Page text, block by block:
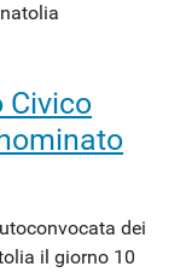
Civico
dei
il giorno 10